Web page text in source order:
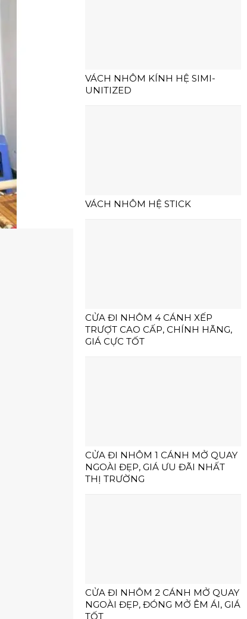
VÁCH NHÔM KÍNH HỆ SIMI-
UNITIZED
VÁCH NHÔM HỆ STICK
CỬA ĐI NHÔM 4 CÁNH XẾP
TRƯỢT CAO CẤP, CHÍNH HÃNG,
GIÁ CỰC TỐT
CỬA ĐI NHÔM 1 CÁNH MỞ QUAY
NGOÀI ĐẸP, GIÁ ƯU ĐÃI NHẤT
THỊ TRƯỜNG
CỬA ĐI NHÔM 2 CÁNH MỞ QUAY
NGOÀI ĐẸP, ĐÓNG MỞ ÊM ÁI, GIÁ
TỐT